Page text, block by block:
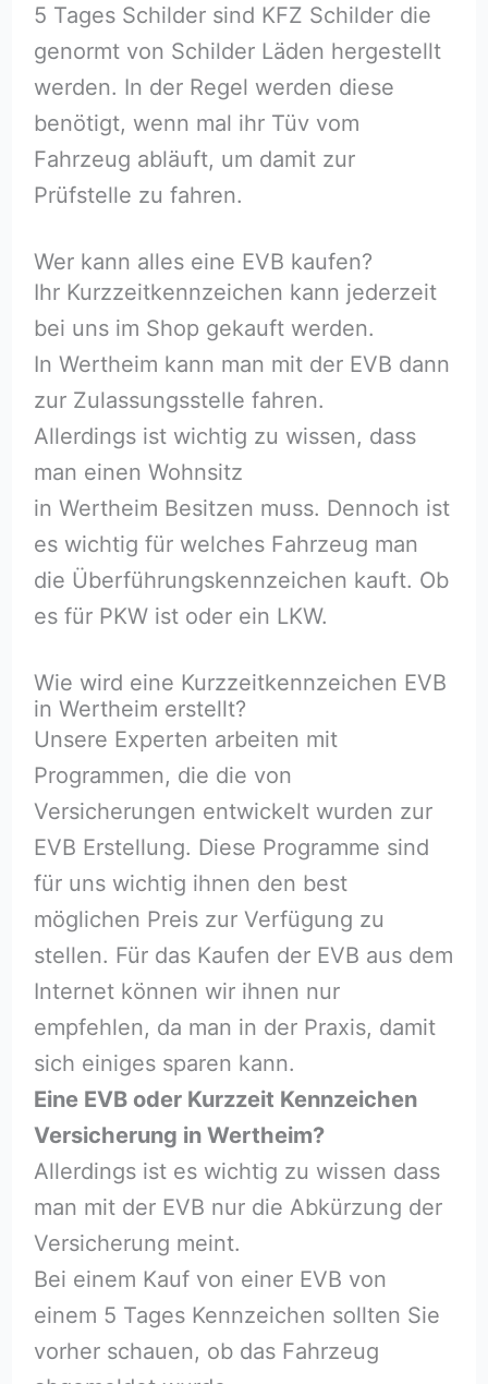
5 Tages Schilder sind KFZ Schilder die
genormt von Schilder Läden hergestellt
werden. In der Regel werden diese
benötigt, wenn mal ihr Tüv vom
Fahrzeug abläuft, um damit zur
Prüfstelle zu fahren.
Wer kann alles eine EVB kaufen?
Ihr Kurzzeitkennzeichen kann jederzeit
bei uns im Shop gekauft werden.
In Wertheim kann man mit der EVB dann
zur Zulassungsstelle fahren.
Allerdings ist wichtig zu wissen, dass
man einen Wohnsitz
in Wertheim Besitzen muss. Dennoch ist
es wichtig für welches Fahrzeug man
die Überführungskennzeichen kauft. Ob
es für PKW ist oder ein LKW.
Wie wird eine Kurzzeitkennzeichen EVB
in Wertheim erstellt?
Unsere Experten arbeiten mit
Programmen, die die von
Versicherungen entwickelt wurden zur
EVB Erstellung. Diese Programme sind
für uns wichtig ihnen den best
möglichen Preis zur Verfügung zu
stellen. Für das Kaufen der EVB aus dem
Internet können wir ihnen nur
empfehlen, da man in der Praxis, damit
sich einiges sparen kann.
Eine EVB oder Kurzzeit Kennzeichen
Versicherung in Wertheim?
Allerdings ist es wichtig zu wissen dass
man mit der EVB nur die Abkürzung der
Versicherung meint.
Bei einem Kauf von einer EVB von
einem 5 Tages Kennzeichen sollten Sie
vorher schauen, ob das Fahrzeug